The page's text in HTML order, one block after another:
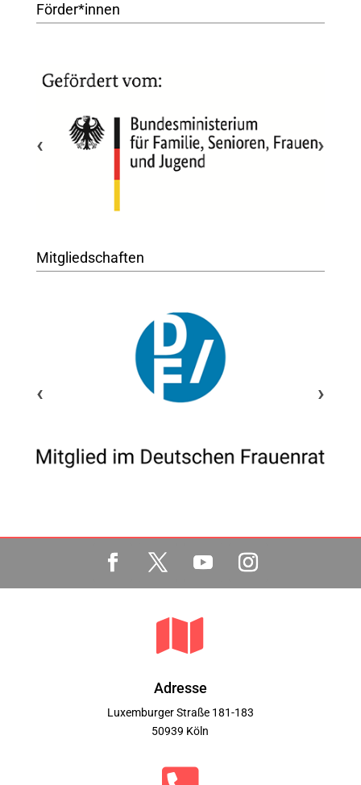
Förder*innen
‹ ›
Mitgliedschaften
‹ ›

Adresse
Luxemburger Straße 181-183
50939 Köln